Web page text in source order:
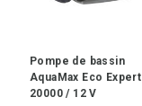
Pompe de bassin
AquaMax Eco Expert
20000 / 12 V